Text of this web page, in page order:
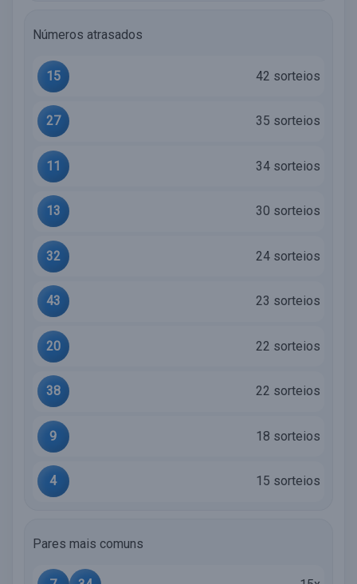
Números atrasados
15 42 sorteios
27 35 sorteios
11 34 sorteios
13 30 sorteios
32 24 sorteios
43 23 sorteios
20 22 sorteios
38 22 sorteios
9 18 sorteios
4 15 sorteios
Pares mais comuns